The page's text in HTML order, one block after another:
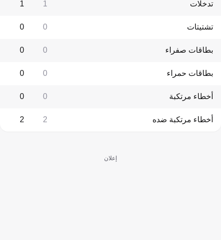
تدخلات 1
1
تشتيتات 0
0
بطاقات صفراء 0
0
بطاقات حمراء 0
0
أخطاء مرتكبة 0
0
أخطاء مرتكبة ضده 2
2
إعلان